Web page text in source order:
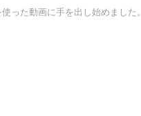
った動画に手を出し始めました。